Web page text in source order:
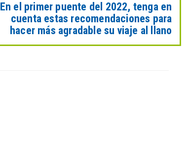
En el primer puente del 2022, tenga en
cuenta estas recomendaciones para
hacer más agradable su viaje al llano